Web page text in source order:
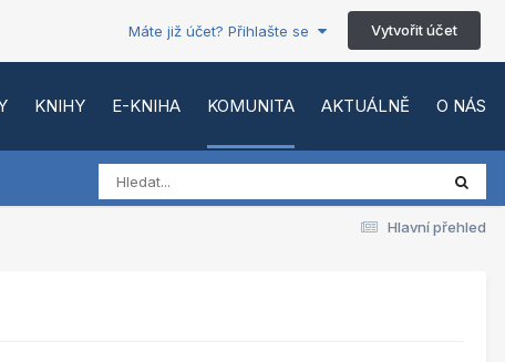
Máte již účet? Přihlašte se Vytvořit účet
KNIHY E-KNIHA KOMUNITA AKTUÁLNĚ O NÁS
Hlavní přehled